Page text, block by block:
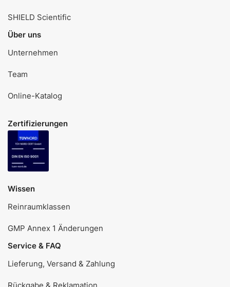
SHIELD Scientific
Über uns
Unternehmen
Team
Online-Katalog
Zertifizierungen
Wissen
Reinraumklassen
GMP Annex 1 Änderungen
Service & FAQ
Lieferung, Versand & Zahlung